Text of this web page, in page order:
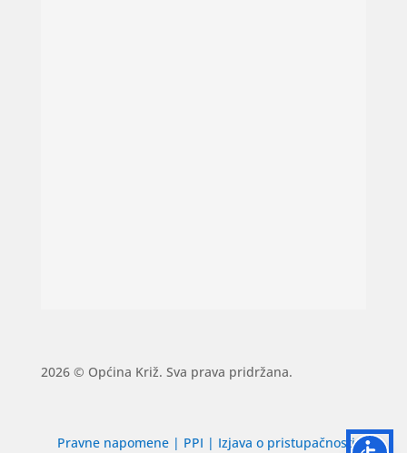
2026 © Općina Križ. Sva prava pridržana.
Pravne napomene | PPI | Izjava o pristupačnosti|